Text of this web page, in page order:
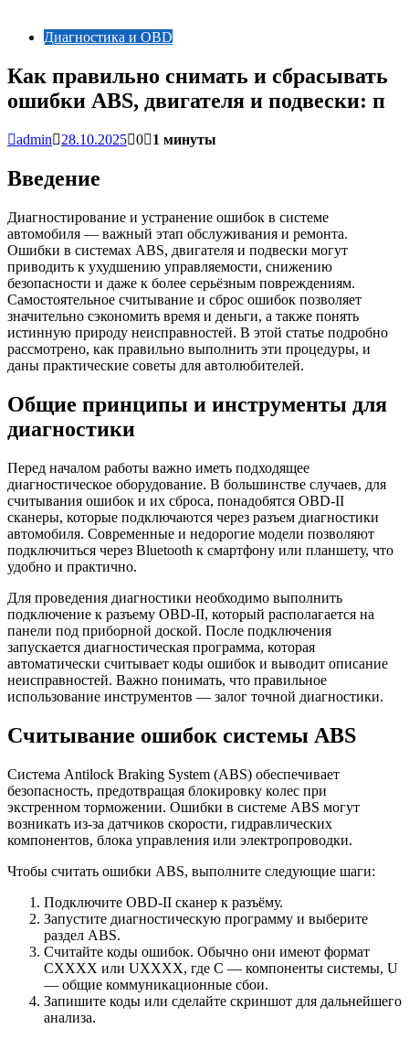
Диагностика и OBD
Как правильно снимать и сбрасывать
ошибки ABS, двигателя и подвески: п
admin 28.10.2025 0 1 минуты
Введение
Диагностирование и устранение ошибок в системе
автомобиля — важный этап обслуживания и ремонта.
Ошибки в системах ABS, двигателя и подвески могут
приводить к ухудшению управляемости, снижению
безопасности и даже к более серьёзным повреждениям.
Самостоятельное считывание и сброс ошибок позволяет
значительно сэкономить время и деньги, а также понять
истинную природу неисправностей. В этой статье подробно
рассмотрено, как правильно выполнить эти процедуры, и
даны практические советы для автолюбителей.
Общие принципы и инструменты для
диагностики
Перед началом работы важно иметь подходящее
диагностическое оборудование. В большинстве случаев, для
считывания ошибок и их сброса, понадобятся OBD-II
сканеры, которые подключаются через разъем диагностики
автомобиля. Современные и недорогие модели позволяют
подключиться через Bluetooth к смартфону или планшету, что
удобно и практично.
Для проведения диагностики необходимо выполнить
подключение к разъему OBD-II, который располагается на
панели под приборной доской. После подключения
запускается диагностическая программа, которая
автоматически считывает коды ошибок и выводит описание
неисправностей. Важно понимать, что правильное
использование инструментов — залог точной диагностики.
Считывание ошибок системы ABS
Система Antilock Braking System (ABS) обеспечивает
безопасность, предотвращая блокировку колес при
экстренном торможении. Ошибки в системе ABS могут
возникать из-за датчиков скорости, гидравлических
компонентов, блока управления или электропроводки.
Чтобы считать ошибки ABS, выполните следующие шаги:
Подключите OBD-II сканер к разъёму.
Запустите диагностическую программу и выберите
раздел ABS.
Считайте коды ошибок. Обычно они имеют формат
CXXXX или UXXXX, где C — компоненты системы, U
— общие коммуникационные сбои.
Запишите коды или сделайте скриншот для дальнейшего
анализа.